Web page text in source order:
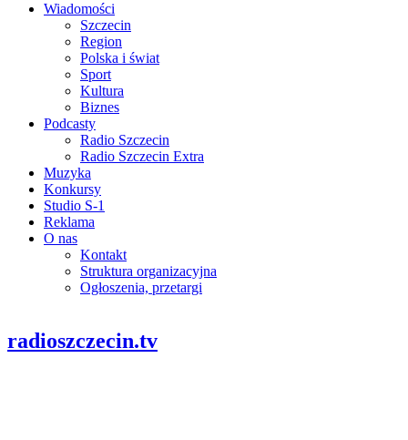
Wiadomości
Szczecin
Region
Polska i świat
Sport
Kultura
Biznes
Podcasty
Radio Szczecin
Radio Szczecin Extra
Muzyka
Konkursy
Studio S-1
Reklama
O nas
Kontakt
Struktura organizacyjna
Ogłoszenia, przetargi
radioszczecin.tv